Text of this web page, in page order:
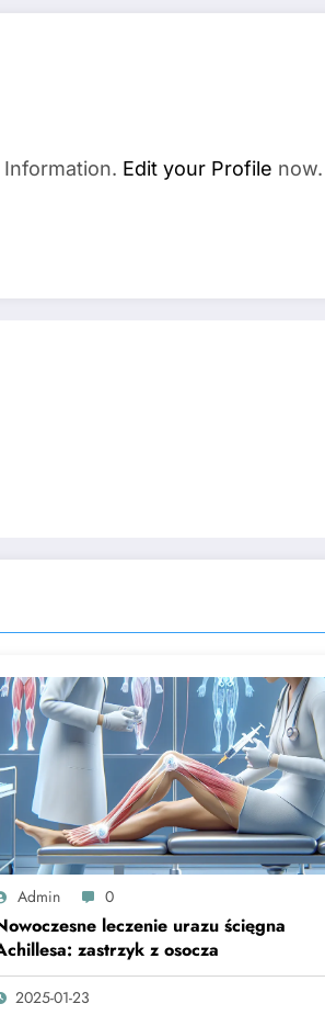
Edit your Profile now.
Admin 0
leczenie urazu ścięgna
zastrzyk z osocza
2025-01-23